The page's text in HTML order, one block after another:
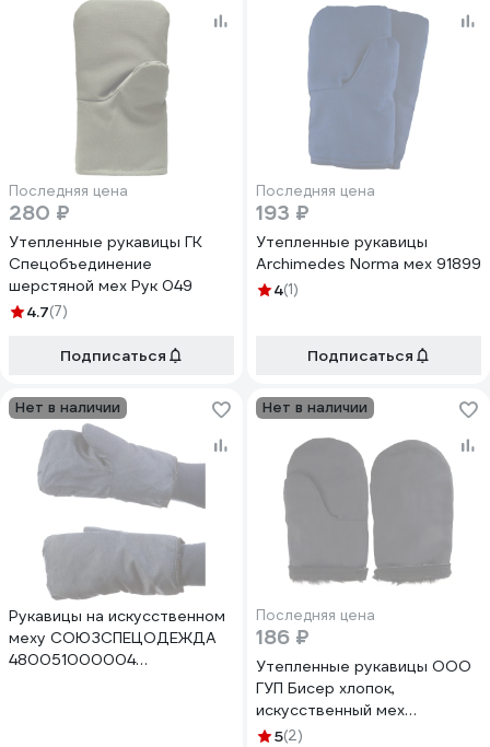
Последняя цена
280 ₽
Утепленные рукавицы ГК
Спецобъединение
шерстяной мех Рук 049
4.7(7)
Подписаться
Последняя цена
193 ₽
Утепленные рукавицы
Archimedes Norma мех 91899
4(1)
Подписаться
Нет в наличии
Рукавицы на искусственном
меху СОЮЗСПЕЦОДЕЖДА
480051000004
Нет в наличии
Последняя цена
186 ₽
Утепленные рукавицы ООО
ГУП Бисер хлопок,
искусственный мех
2000271684105
5(2)